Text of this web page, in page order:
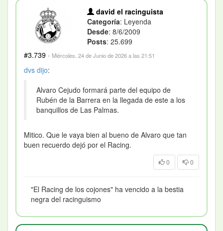
david el racinguista
Categoría: Leyenda
Desde: 8/6/2009
Posts: 25.699
#3.739 · Miércoles, 24 de Junio de 2026 a las 21:51
dvs dijo:
Alvaro Cejudo formará parte del equipo de
Rubén de la Barrera en la llegada de este a los
banquillos de Las Palmas.
Mitico. Que le vaya bien al bueno de Alvaro que tan
buen recuerdo dejó por el Racing.
0 0
"El Racing de los cojones" ha vencido a la bestia
negra del racinguismo